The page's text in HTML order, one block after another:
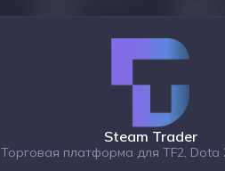
Steam Trader
Торговая платформа для TF2, Dota